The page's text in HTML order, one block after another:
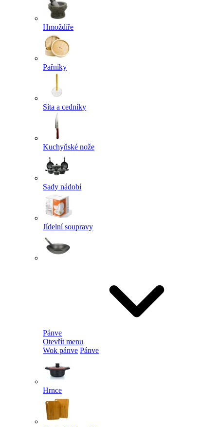
Hmoždíře
Pařníky
Síta a cedníky
Kuchyňské nože
Sady nádobí
Jídelní soupravy
Pánve
Otevřít menu
Wok pánve Pánve
Hrnce